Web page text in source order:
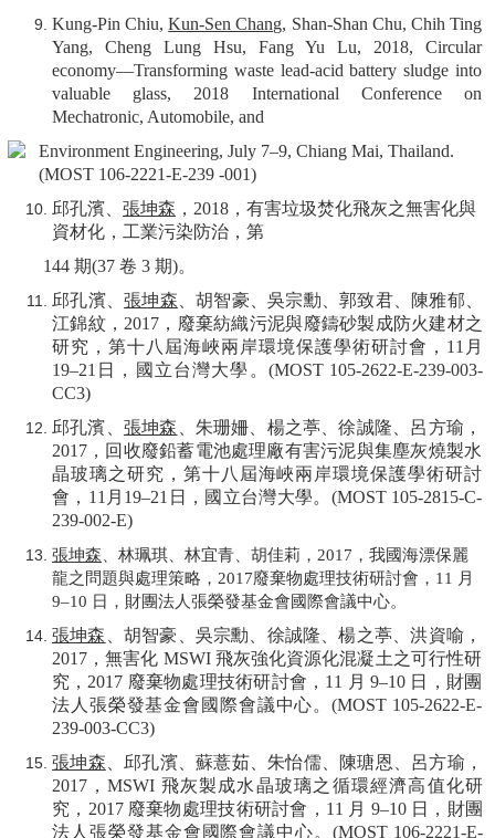
Kung-Pin Chiu,Kun-Sen Chang, Shan-Shan Chu, Chih Ting
Yang, Cheng Lung Hsu, Fang Yu Lu, 2018, Circular
economy—Transforming waste lead-acid battery sludge into
valuable glass, 2018 International Conference on
Mechatronic, Automobile, and
Environment Engineering, July 7–9, Chiang Mai, Thailand.
(MOST 106-2221-E-239 -001)
邱孔濱、 張坤森 ， 2018 ，有害垃圾焚化飛灰之無害化與
資材化，工業污染防治，第
144 期(37 卷 3 期)。
邱孔濱、張坤森 、胡智豪、吳宗勳、郭致君、陳雅郁、
江錦紋， 2017 ，廢棄紡織污泥與廢鑄砂製成防火建材之
研究，第十八屆海峽兩岸環境保護學術研討會， 11 月
19–21 日，國立台灣大學。 (MOST 105-2622-E-239-003-
CC3)
邱孔濱、 張坤森 、朱珊姍、楊之葶、徐誠隆、呂方瑜，
2017 ，回收廢鉛蓄電池處理廠有害污泥與集塵灰燒製水
晶玻璃之研究，第十八屆海峽兩岸環境保護學術研討
會， 11 月 19–21 日，國立台灣大學。 (MOST 105-2815-C-
239-002-E)
張坤森 、林珮琪、林宜青、胡佳莉， 2017 ，我國海漂保麗
龍之問題與處理策略， 2017廢棄物處理技術研討會， 11
月
9–10 日，財團法人張榮發基金會國際會議中心。
張坤森 、胡智豪、吳宗勳、徐誠隆、楊之葶、洪資喻，
2017 ，無害化 MSWI 飛灰強化資源化混凝土之可行性研
究， 2017 廢棄物處理技術研討會， 11 月 9–10 日，財團
法人張榮發基金會國際會議中心。(MOST 105-2622-E-
239-003-CC3)
張坤森 、邱孔濱、蘇薏茹、朱怡儒、陳瑭恩、呂方瑜，
2017 ，MSWI 飛灰製成水晶玻璃之循環經濟高值化研
究， 2017 廢棄物處理技術研討會， 11 月 9–10 日，財團
法人張榮發基金會國際會議中心。(MOST 106-2221-E-